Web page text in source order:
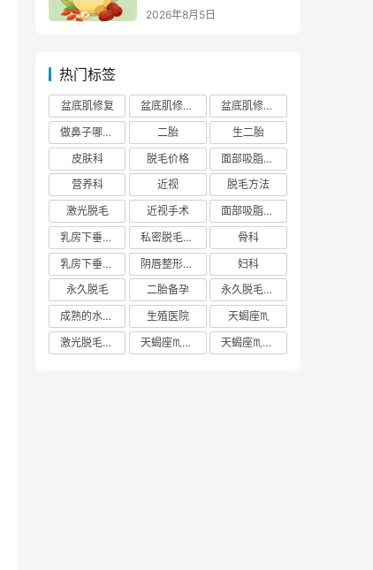
2026年8月5日
热门标签
盆底肌修复 盆底肌修复医院排行榜
盆底肌修复多少钱
做鼻子哪个正规医院比较出名
二胎
生二胎
皮肤科
脱毛价格
面部吸脂费用
营养科
近视
脱毛方法
激光脱毛
近视手术
面部吸脂多少钱
乳房下垂矫正价格
私密脱毛方法
骨科
乳房下垂矫正费用
阴唇整形手术多少钱
妇科
永久脱毛
二胎备孕
永久脱毛方法
成熟的水蜜桃
生殖医院
天蝎座♏️
激光脱毛价格
天蝎座♏️女生 天蝎座♏️男生